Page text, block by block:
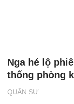
QUÂN SỰ
Nga hé lộ
thống phòng